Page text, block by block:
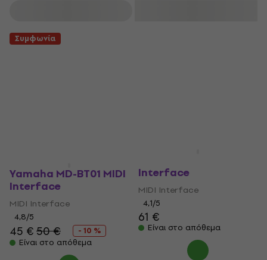
Συμφωνία
Yamaha MD-BT01 MIDI
Interface
MIDI Interface
4,8/5
45 €50 €
- 10 %
Είναι στο απόθεμα
Interface
MIDI Interface
4,1/5
61 €
Είναι στο απόθεμα